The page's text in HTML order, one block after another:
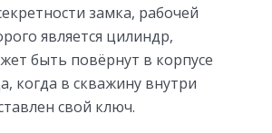
замка, рабочей
является цилиндр,
быть повёрнут в корпусе
когда в скважину внутри
свой ключ.